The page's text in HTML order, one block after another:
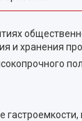
и хранения